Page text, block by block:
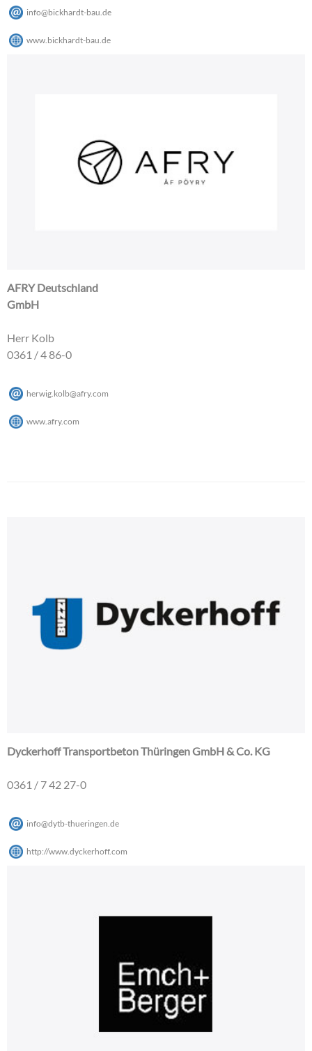
info@bickhardt-bau.de
www.bickhardt-bau.de
AFRY Deutschland
GmbH
Herr Kolb
0361 / 4 86-0
herwig.kolb@afry.com
www.afry.com
Dyckerhoff Transportbeton Thüringen GmbH & Co. KG
0361 / 7 42 27-0
info@dytb-thueringen de
http://www.dyckerhoff.com